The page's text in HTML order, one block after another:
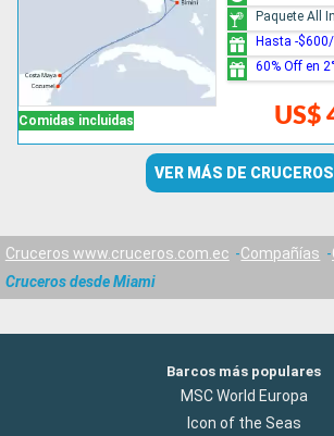
Comidas incluidas US$
Paquete All
Hasta -
60% Off en
VER MÁS DE CRUCEROS
Cruceros www.cruceros.com.ec Compañías
Cruceros desde Miami
Barcos más populares
MSC World Europa
Icon of the Seas